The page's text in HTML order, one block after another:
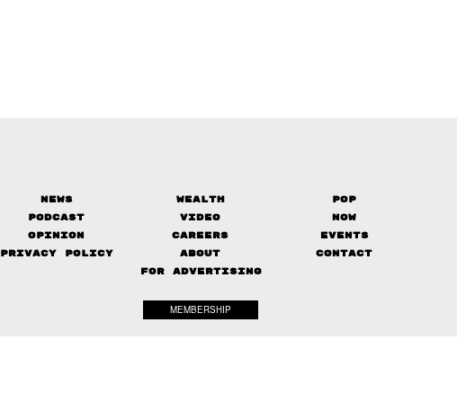
News Wealth
Pop
Podcast
Video
Now
Opinion
Careers
Events
Privacy Policy
About
Contact
FOR ADVERTISING
MEMBERSHIP